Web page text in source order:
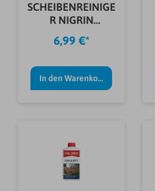
SCHEIBENREINIGE
R NIGRIN
20X24,5CM
6,99 €*
In den Warenkorb